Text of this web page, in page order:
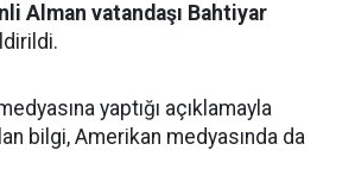
Alman vatandaşı Bahtiyar
yaptığı açıklamayla
bilgi, Amerikan medyasında da